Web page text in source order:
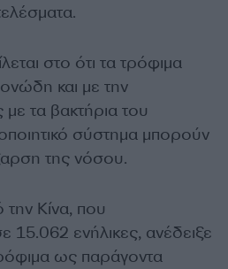
στο ότι τα τρόφιμα
και με την
τα βακτήρια του
σύστημα μπορούν
της νόσου.
Κίνα, που
15.062 ενήλικες, ανέδειξε
ως παράγοντα